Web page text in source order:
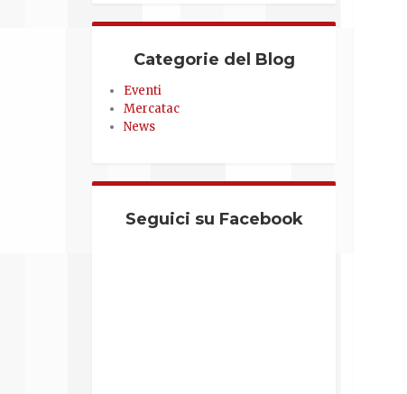
Categorie del Blog
Eventi
Mercatac
News
Seguici su Facebook